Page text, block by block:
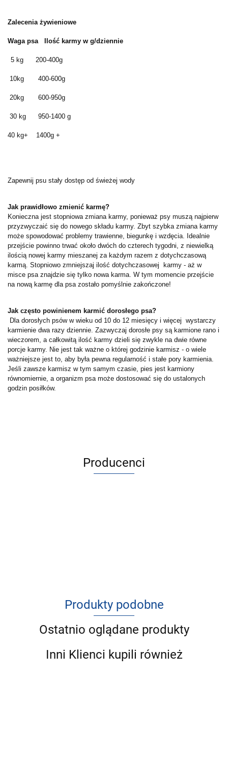
Zalecenia żywieniowe
Waga psa Ilość karmy w g/dziennie
5 kg 200-400g
10kg 400-600g
20kg 600-950g
30 kg 950-1400 g
40 kg+ 1400g +
Zapewnij psu stały dostęp od świeżej wody
Jak prawidłowo zmienić karmę?
Konieczna jest stopniowa zmiana karmy, ponieważ psy muszą najpierw
przyzwyczaić się do nowego składu karmy. Zbyt szybka zmiana karmy
może spowodować problemy trawienne, biegunkę i wzdęcia. Idealnie
przejście powinno trwać około dwóch do czterech tygodni, z niewielką
ilością nowej karmy mieszanej za każdym razem z dotychczasową
karmą. Stopniowo zmniejszaj ilość dotychczasowej karmy - aż w
misce psa znajdzie się tylko nowa karma. W tym momencie przejście
na nową karmę dla psa zostało pomyślnie zakończone!
Jak często powinienem karmić dorosłego psa?
Dla dorosłych psów w wieku od 10 do 12 miesięcy i więcej wystarczy
karmienie dwa razy dziennie. Zazwyczaj dorosłe psy są karmione rano i
wieczorem, a całkowitą ilość karmy dzieli się zwykle na dwie równe
porcje karmy. Nie jest tak ważne o której godzinie karmisz - o wiele
ważniejsze jest to, aby była pewna regularność i stałe pory karmienia.
Jeśli zawsze karmisz w tym samym czasie, pies jest karmiony
równomiernie, a organizm psa może dostosować się do ustalonych
godzin posiłków.
Producenci
Produkty podobne
Ostatnio oglądane produkty
Inni Klienci kupili również